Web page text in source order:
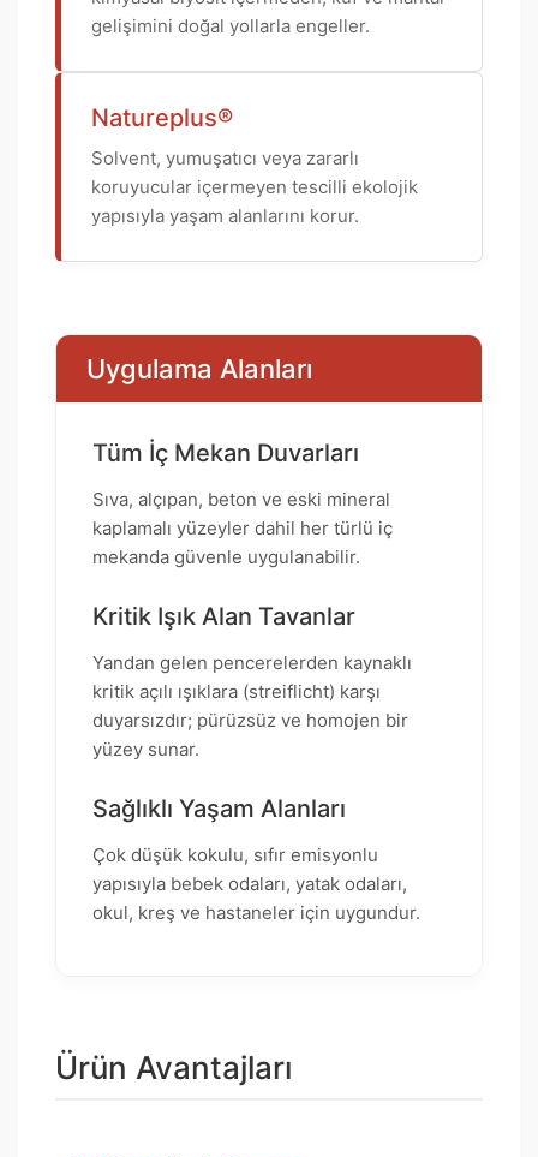
gelişimini doğal yollarla engeller.
Natureplus®
Solvent, yumuşatıcı veya zararlı
koruyucular içermeyen tescilli ekolojik
yapısıyla yaşam alanlarını korur.
Uygulama Alanları
Tüm İç Mekan Duvarları
Sıva, alçıpan, beton ve eski mineral
kaplamalı yüzeyler dahil her türlü iç
mekanda güvenle uygulanabilir.
Kritik Işık Alan Tavanlar
Yandan gelen pencerelerden kaynaklı
kritik açılı ışıklara (streiflicht) karşı
duyarsızdır; pürüzsüz ve homojen bir
yüzey sunar.
Sağlıklı Yaşam Alanları
Çok düşük kokulu, sıfır emisyonlu
yapısıyla bebek odaları, yatak odaları,
okul, kreş ve hastaneler için uygundur.
Ürün Avantajları